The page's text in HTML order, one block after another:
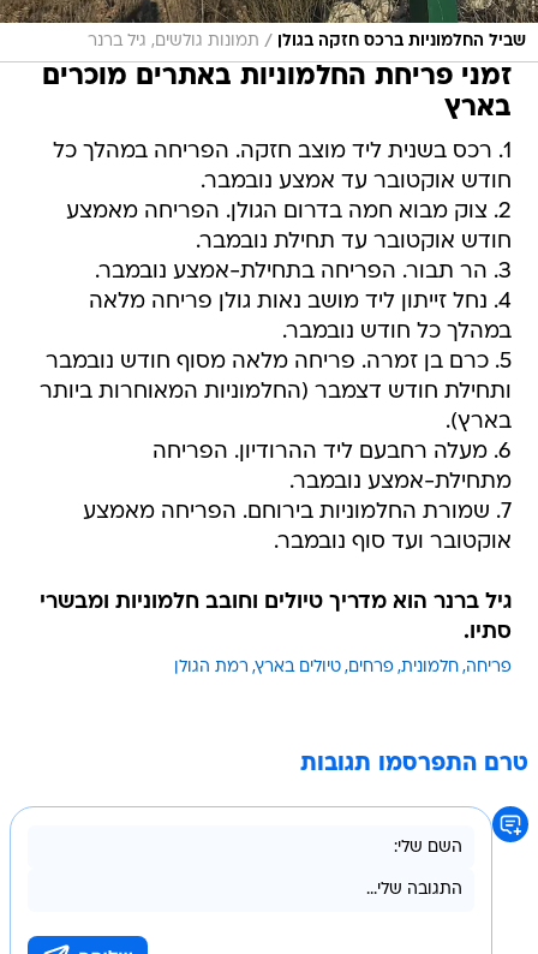
שביל החלמוניות ברכס חזקה בגולן / תמונות גולשים, גיל ברנר
זמני פריחת החלמוניות באתרים מוכרים
בארץ
1. רכס בשנית ליד מוצב חזקה. הפריחה במהלך כל
חודש אוקטובר עד אמצע נובמבר.
2. צוק מבוא חמה בדרום הגולן. הפריחה מאמצע
חודש אוקטובר עד תחילת נובמבר.
3. הר תבור. הפריחה בתחילת-אמצע נובמבר.
4. נחל זייתון ליד מושב נאות גולן פריחה מלאה
במהלך כל חודש נובמבר.
5. כרם בן זמרה. פריחה מלאה מסוף חודש נובמבר
ותחילת חודש דצמבר (החלמוניות המאוחרות ביותר
בארץ).
6. מעלה רחבעם ליד ההרודיון. הפריחה
מתחילת-אמצע נובמבר.
7. שמורת החלמוניות בירוחם. הפריחה מאמצע
אוקטובר ועד סוף נובמבר.
גיל ברנר הוא מדריך טיולים וחובב חלמוניות ומבשרי
סתיו.
פריחה חלמונית פרחים טיולים בארץ רמת הגולן
טרם התפרסמו תגובות